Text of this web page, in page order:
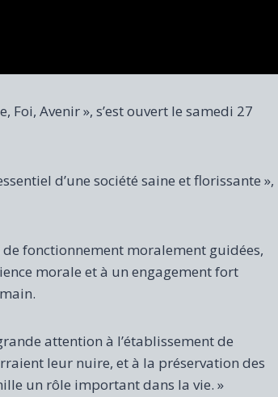
Foi, Avenir », s’est ouvert le samedi 27
d’une société saine et florissante »,
de fonctionnement moralement guidées,
morale et à un engagement fort
attention à l’établissement de
leur nuire, et à la préservation des
un rôle important dans la vie. »